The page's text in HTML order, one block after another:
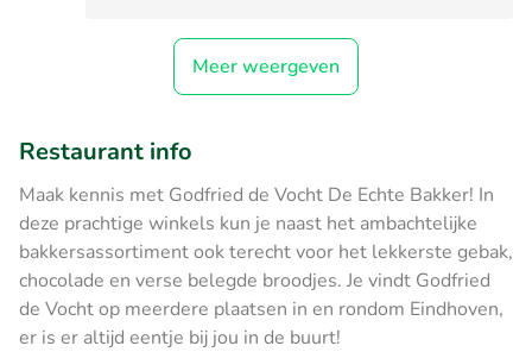
Meer weergeven
Restaurant info
Maak kennis met Godfried de Vocht De Echte Bakker! In
deze prachtige winkels kun je naast het ambachtelijke
bakkersassortiment ook terecht voor het lekkerste gebak,
chocolade en verse belegde broodjes. Je vindt Godfried
de Vocht op meerdere plaatsen in en rondom Eindhoven,
er is er altijd eentje bij jou in de buurt!